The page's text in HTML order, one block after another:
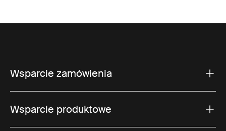
Wsparcie zamówienia
Wsparcie produktowe